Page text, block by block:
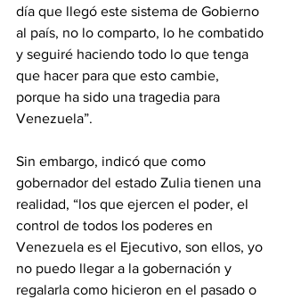
día que llegó este sistema de Gobierno
al país, no lo comparto, lo he combatido
y seguiré haciendo todo lo que tenga
que hacer para que esto cambie,
porque ha sido una tragedia para
Venezuela”.
Sin embargo, indicó que como
gobernador del estado Zulia tienen una
realidad, “los que ejercen el poder, el
control de todos los poderes en
Venezuela es el Ejecutivo, son ellos, yo
no puedo llegar a la gobernación y
regalarla como hicieron en el pasado o